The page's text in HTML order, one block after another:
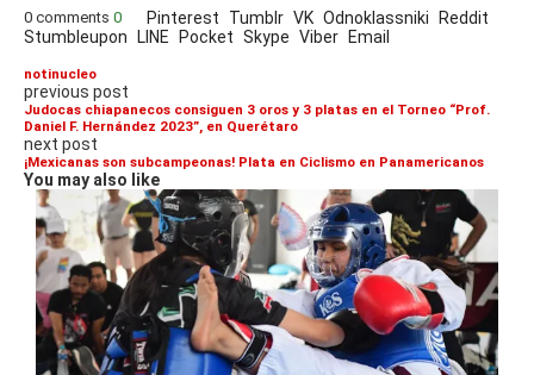
0 comments 0 Pinterest Tumblr VK Odnoklassniki Reddit
Stumbleupon LINE Pocket Skype Viber Email
notinucleo
previous post
Judocas chiapanecos consiguen 3 oros y 3 platas en el Torneo “Prof.
Daniel F. Hernández 2023”, en Querétaro
next post
¡Mexicanas son subcampeonas! Plata en Ciclismo en Panamericanos
You may also like